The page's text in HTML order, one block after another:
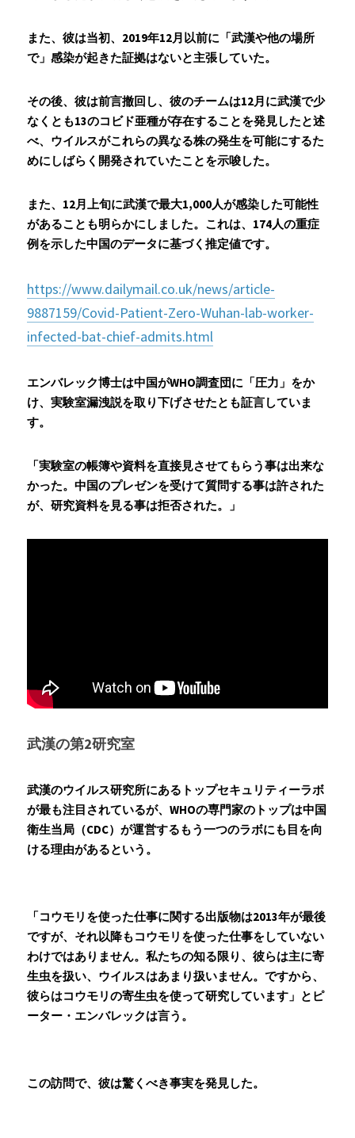
また、彼は当初、2019年12月以前に「武漢や他の場所
で」感染が起きた証拠はないと主張していた。
その後、彼は前言撤回し、彼のチームは12月に武漢で少
なくとも13のコビド亜種が存在することを発見したと述
べ、ウイルスがこれらの異なる株の発生を可能にするた
めにしばらく開発されていたことを示唆した。
また、12月上旬に武漢で最大1,000人が感染した可能性
があることも明らかにしました。これは、174人の重症
例を示した中国のデータに基づく推定値です。
https://www.dailymail.co.uk/news/article-
9887159/Covid-Patient-Zero-Wuhan-lab-worker-
infected-bat-chief-admits.html
エンバレック博士は中国がWHO調査団に「圧力」をか
け、実験室漏洩説を取り下げさせたとも証言していま
す。
「実験室の帳簿や資料を直接見させてもらう事は出来な
かった。中国のプレゼンを受けて質問する事は許された
が、研究資料を見る事は拒否された。」
武漢の第2研究室
武漢のウイルス研究所にあるトップセキュリティーラボ
が最も注目されているが、WHOの専門家のトップは中国
衛生当局（CDC）が運営するもう一つのラボにも目を向
ける理由があるという。
「コウモリを使った仕事に関する出版物は2013年が最後
ですが、それ以降もコウモリを使った仕事をしていない
わけではありません。私たちの知る限り、彼らは主に寄
生虫を扱い、ウイルスはあまり扱いません。ですから、
彼らはコウモリの寄生虫を使って研究しています」とピ
ーター・エンバレックは言う。
この訪問で、彼は驚くべき事実を発見した。